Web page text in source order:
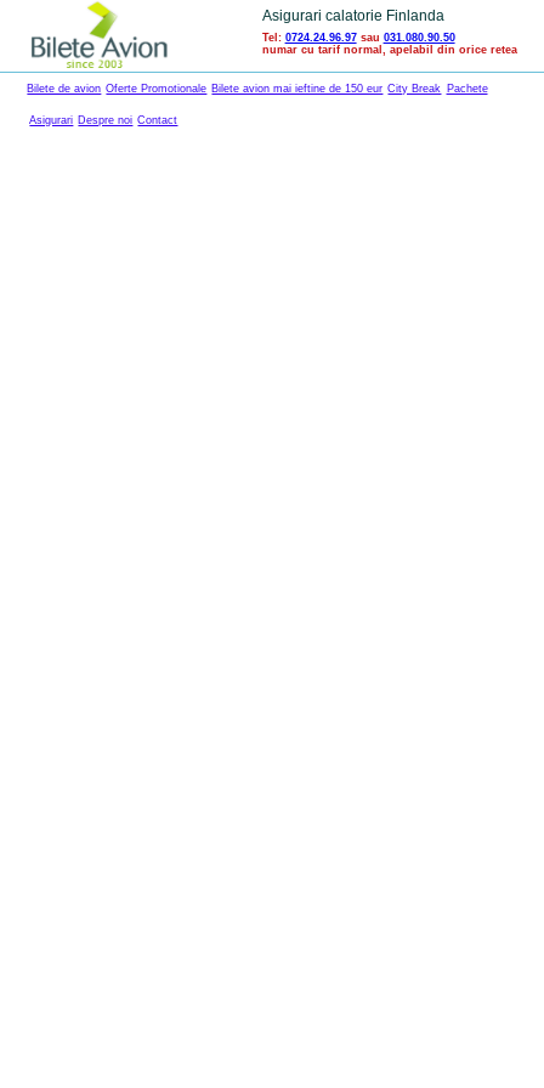
Asigurari calatorie Finlanda
Tel: 0724.24.96.97sau 031.080.90.50
numar cu tarif normal, apelabil din orice retea
Bilete de avion Oferte Promotionale Bilete avion mai ieftine de 150 eur City Break Pachete
Asigurari Despre noi Contact